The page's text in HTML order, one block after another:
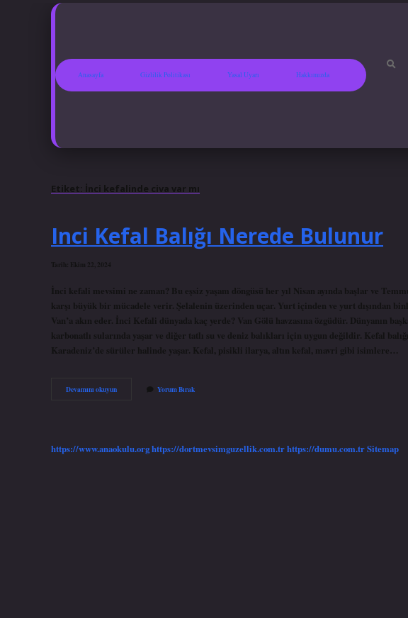
Anasayfa Gizlilik Politikası Yasal Uyarı Hakkımızda
Etiket: İnci kefalinde civa var mı
Inci Kefal Balığı Nerede Bulunur
Tarih: Ekim 22, 2024
İnci kefali mevsimi ne zaman? Bu eşsiz yaşam döngüsü her yıl Nisan ayında başlar ve
karşı büyük bir mücadele verir. Şelalenin üzerinden uçar. Yurt içinden ve yurt dışından
Van’a akın eder. İnci Kefali dünyada kaç yerde? Van Gölü havzasına özgüdür. Dünyanın
karbonatlı sularında yaşar ve diğer tatlı su ve deniz balıkları için uygun değildir. Kefal
Karadeniz’de sürüler halinde yaşar. Kefal, pisikli ilarya, altın kefal, mavri gibi isimlere…
Devamını okuyunInci
Yorum Bırak
https://www.anaokulu.orghttps://dortmevsimguzellik.com.trhttps://dumu.com.trSitemap